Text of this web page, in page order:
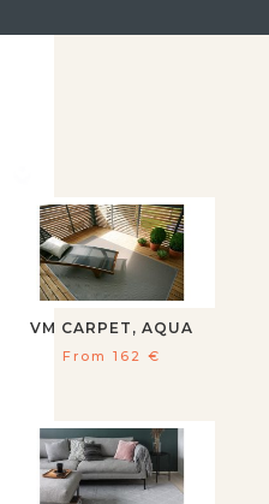
VM CARPET, AQUA
From 162€